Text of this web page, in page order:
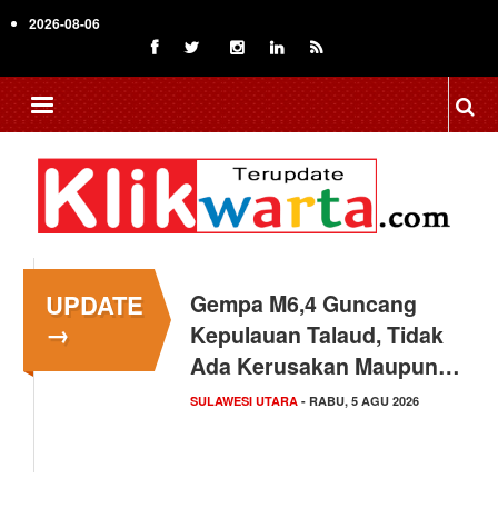
to
content
2026-08-06
UPDATE
→
Gempa M6,4 Guncang
Kepulauan Talaud, Tidak
Ada Kerusakan Maupun…
SULAWESI UTARA - RABU, 5 AGU 2026